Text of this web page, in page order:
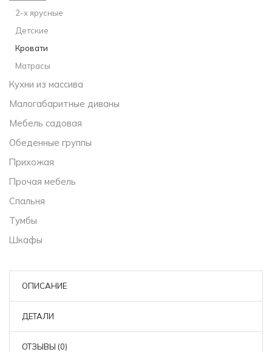
2-х ярусные
Детские
Кровати
Матрасы
Кухни из массива
Малогабаритные диваны
Мебель садовая
Обеденные группы
Прихожая
Прочая мебель
Спальня
Тумбы
Шкафы
ОПИСАНИЕ
ДЕТАЛИ
ОТЗЫВЫ (0)